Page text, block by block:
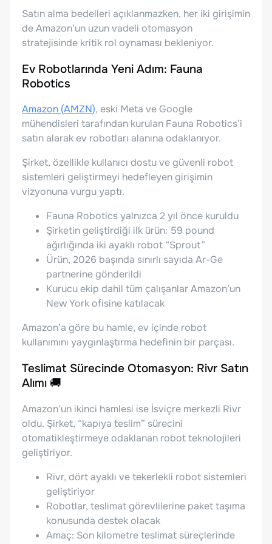
Satın alma bedelleri açıklanmazken, her iki girişimin
de Amazon’un uzun vadeli otomasyon
stratejisinde kritik rol oynaması bekleniyor.
Ev Robotlarında Yeni Adım: Fauna
Robotics
Amazon (AMZN), eski Meta ve Google
mühendisleri tarafından kurulan Fauna Robotics’i
satın alarak ev robotları alanına odaklanıyor.
Şirket, özellikle kullanıcı dostu ve güvenli robot
sistemleri geliştirmeyi hedefleyen girişimin
vizyonuna vurgu yaptı.
Fauna Robotics yalnızca 2 yıl önce kuruldu
Şirketin geliştirdiği ilk ürün: 59 pound
ağırlığında iki ayaklı robot “Sprout”
Ürün, 2026 başında sınırlı sayıda Ar-Ge
partnerine gönderildi
Kurucu ekip dahil tüm çalışanlar Amazon’un
New York ofisine katılacak
Amazon’a göre bu hamle, ev içinde robot
kullanımını yaygınlaştırma hedefinin bir parçası.
Teslimat Sürecinde Otomasyon: Rivr Satın
Alımı 🚚
Amazon’un ikinci hamlesi ise İsviçre merkezli Rivr
oldu. Şirket, “kapıya teslim” sürecini
otomatikleştirmeye odaklanan robot teknolojileri
geliştiriyor.
Rivr, dört ayaklı ve tekerlekli robot sistemleri
geliştiriyor
Robotlar, teslimat görevlilerine paket taşıma
konusunda destek olacak
Amaç: Son kilometre teslimat süreçlerinde